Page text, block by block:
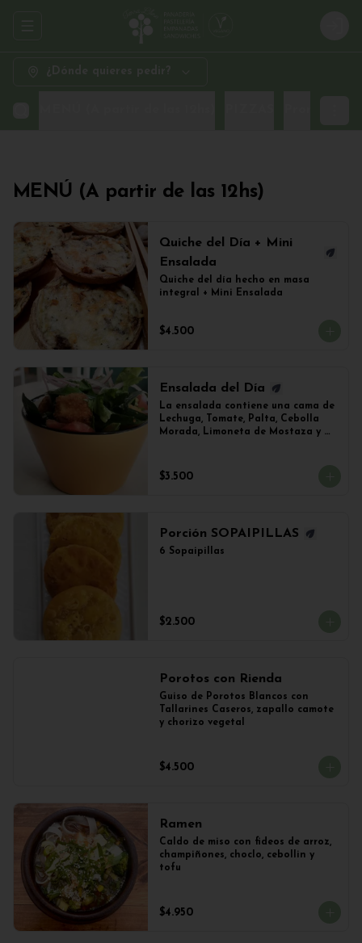
MENÚ (A partir de las 12hs)
Quiche del Día + Mini
Ensalada
Quiche del día hecho en masa
integral + Mini Ensalada
$4.500
Ensalada del Día
La ensalada contiene una cama de
Lechuga, Tomate, Palta, Cebolla
Morada, Limoneta de Mostaza y
o Falafel.
$3.500
Porción SOPAIPILLAS
6 Sopaipillas
$2.500
Porotos con Rienda
Guiso de Porotos Blancos con
Tallarines Caseros, zapallo camote
y chorizo vegetal
$4.500
Ramen
Caldo de miso con fideos de arroz,
champiñones, choclo, cebollin y
tofu
$4.950